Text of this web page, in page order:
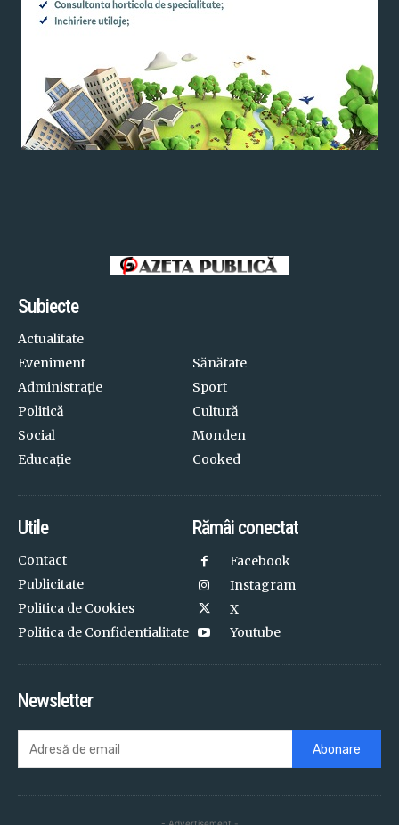
Subiecte
Actualitate
Eveniment
Administrație
Politică
Social
Educație
Sănătate
Sport
Cultură
Monden
Cooked
Utile
Contact
Publicitate
Politica de Cookies
Politica de Confidentialitate
Rămâi conectat
Facebook
Instagram
X
Youtube
Newsletter
Abonare